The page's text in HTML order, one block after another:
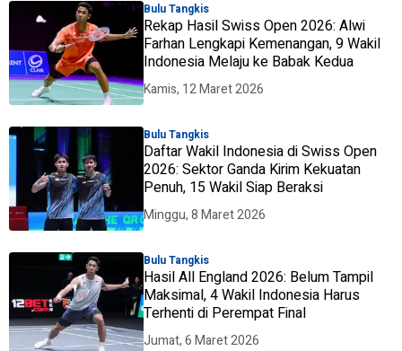
Bulu Tangkis
Rekap Hasil Swiss Open 2026: Alwi
Farhan Lengkapi Kemenangan, 9 Wakil
Indonesia Melaju ke Babak Kedua
Kamis, 12 Maret 2026
Bulu Tangkis
Daftar Wakil Indonesia di Swiss Open
2026: Sektor Ganda Kirim Kekuatan
Penuh, 15 Wakil Siap Beraksi
Minggu, 8 Maret 2026
Bulu Tangkis
Hasil All England 2026: Belum Tampil
Maksimal, 4 Wakil Indonesia Harus
Terhenti di Perempat Final
Jumat, 6 Maret 2026